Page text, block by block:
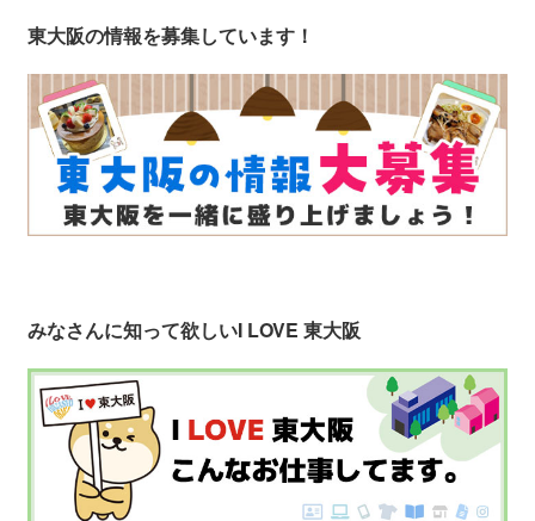
東大阪の情報を募集しています！
みなさんに知って欲しいI LOVE 東大阪